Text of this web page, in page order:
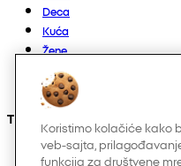
Deca
Kuća
Žene
Muškarci
Ostalo
Takođe nas možete pronaći
Koristimo kolačiće kako
veb-sajta,
funkcija za društvene